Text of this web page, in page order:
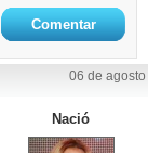
06 de agosto
Nació